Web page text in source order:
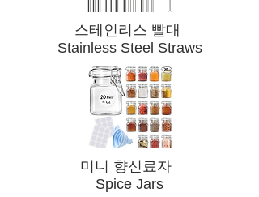
스테인리스 빨대
Stainless Steel Straws
​미니 향신료자
Spice Jars